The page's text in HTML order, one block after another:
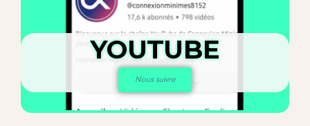
YOUTUBE
Nous suivre